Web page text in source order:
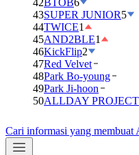
42BTOB6
43SUPER JUNIOR5
44TWICE1
45AND2BLE1
46KickFlip2
47Red Velvet
48Park Bo-young
49Park Ji-hoon
50ALLDAY PROJECT
Cari informasi yang membuat